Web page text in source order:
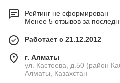
Рейтинг не сформирован
Менее 5 отзывов за
Работает с 21.12.2012
г. Алматы
ул. Кастеева, д.50 (район
Алматы, Казахстан